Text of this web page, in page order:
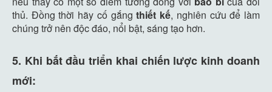
thủ. Đồng thời hãy cố gắngthiết kế, nghiên cứu để làm
chúng trở nên độc đáo, nổi bật, sáng tạo hơn.
5. Khi bắt đầu triển khai chiến lược kinh doanh
mới: